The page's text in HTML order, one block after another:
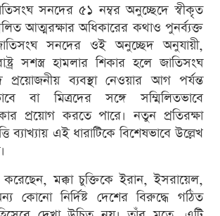
সনদের ৫১ নম্বর অনুচ্ছেদে স্বীকৃত
আত্মরক্ষার অধিকারের কথাও পুনর্ব্যক্ত
সনদের ওই অনুচ্ছেদ অনুযায়ী,
সশস্ত্র হামলার শিকার হলে জাতিসংঘ
প্রয়োজনীয় ব্যবস্থা নেওয়ার আগ পর্যন্ত
বা মিত্রদের সঙ্গে সম্মিলিতভাবে
প্রয়োগ করতে পারে। নতুন প্রতিরক্ষা
ব্যাখ্যায় এই ধারাটিকে বিশেষভাবে উল্লেখ
মক্কা চুক্তিকে ইরান, ইসরায়েল,
কোনো নির্দিষ্ট দেশের বিরুদ্ধে গঠিত